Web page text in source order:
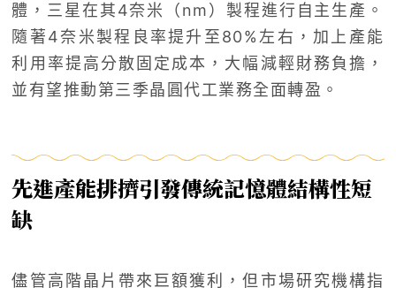
體，三星在其4奈米（nm）製程進行自主生產。
隨著4奈米製程良率提升至80%左右，加上產能
利用率提高分散固定成本，大幅減輕財務負擔，
並有望推動第三季晶圓代工業務全面轉盈。
先進產能排擠引發傳統記憶體結構性短
缺
儘管高階晶片帶來巨額獲利，但市場研究機構指